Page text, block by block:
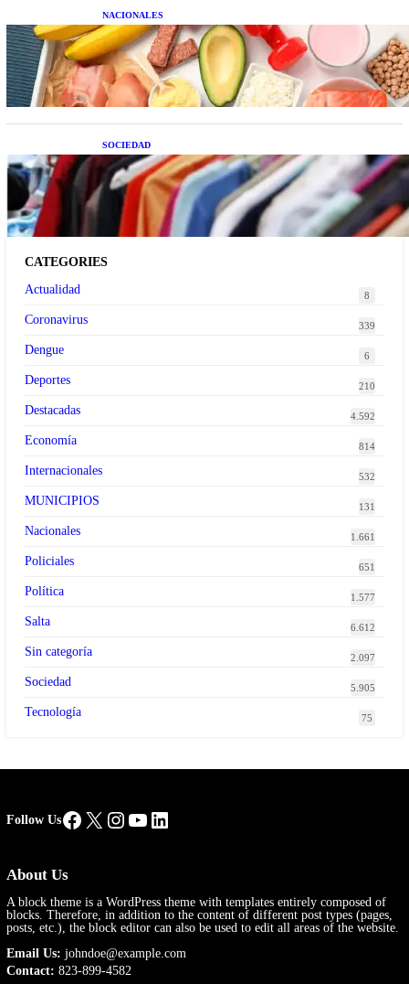
NACIONALES
Nutrición inteligente: Cinco superalimentos de
temporada que deberías sumar a tu dieta este mes
SOCIEDAD
Las grandes marcas globales se suman a la
tendencia de la ropa de segunda mano premium
CATEGORIES
Actualidad
8
Coronavirus 339
Dengue 6
Deportes 210
Destacadas 4.592
Economía 814
Internacionales 532
MUNICIPIOS 131
Nacionales 1.661
Policiales 651
Política 1.577
Salta 6.612
Sin categoría 2.097
Sociedad 5.905
Tecnología 75
Follow UsFacebook
X Instagram
YouTube
LinkedIn
About Us
A block theme is a WordPress theme with templates entirely composed of
blocks. Therefore, in addition to the content of different post types (pages,
posts, etc.), the block editor can also be used to edit all areas of the website.
Email Us: johndoe@example.com
Contact: 823-899-4582